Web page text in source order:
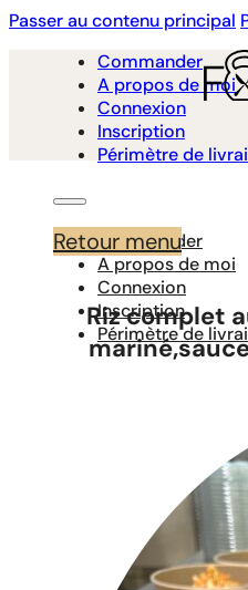
Passer au contenu principal
Commander
A propos de moi
Connexion
Inscription
Périmètre de
Commander
A propos de moi
Connexion
Inscription
Périmètre de
Retour menu
Riz complet